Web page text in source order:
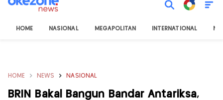
HOME NASIONAL MEGAPOLITAN INTERNATIONAL
HOME NEWS NASIONAL
BRIN Bakal Bangun Bandar Antariksa,